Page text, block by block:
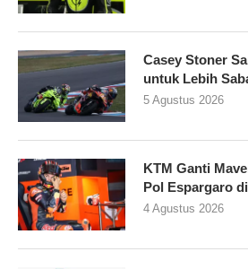
Casey Stoner
untuk Lebih
5 Agustus 2026
KTM Ganti
Pol Espargaro
4 Agustus 2026